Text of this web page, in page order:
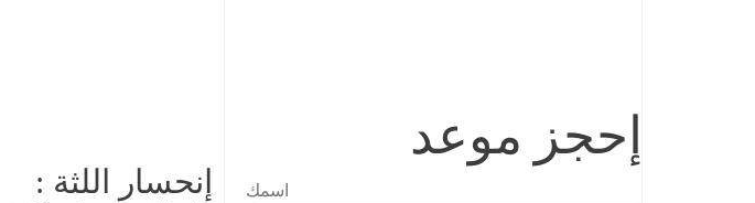
إنحسار اللثة :
إحجز موعد
اسمك